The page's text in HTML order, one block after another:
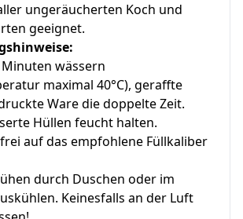
ungeräucherten Koch und
geeignet.
wässern
maximal 40°C), geraffte
Ware die doppelte Zeit.
Hüllen feucht halten.
auf das empfohlene Füllkaliber
durch Duschen oder im
Keinesfalls an der Luft